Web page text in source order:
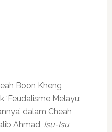
Boon Kheng
‘Feudalisme Melayu:
dalam Cheah
Ahmad, Isu-Isu